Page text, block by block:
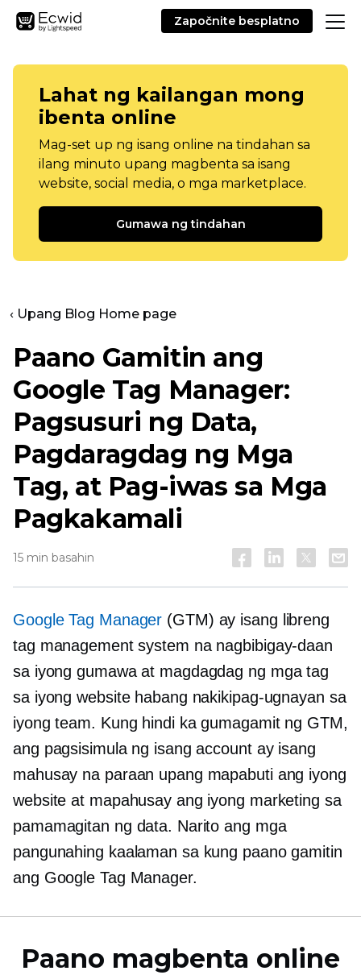
Započnite besplatno
Lahat ng kailangan mong
ibenta online
Mag-set up ng isang online na tindahan sa
ilang minuto upang magbenta sa isang
website, social media, o mga marketplace.
Gumawa ng tindahan
‹ Upang Blog Home page
Paano Gamitin ang
Google Tag Manager:
Pagsusuri ng Data,
Pagdaragdag ng Mga
Tag, at Pag-iwas sa Mga
Pagkakamali
15 min basahin
Google Tag Manager (GTM) ay isang libreng
tag management system na nagbibigay-daan
sa iyong gumawa at magdagdag ng mga tag
sa iyong website habang nakikipag-ugnayan sa
iyong team. Kung hindi ka gumagamit ng GTM,
ang pagsisimula ng isang account ay isang
mahusay na paraan upang mapabuti ang iyong
website at mapahusay ang iyong marketing sa
pamamagitan ng data. Narito ang mga
pangunahing kaalaman sa kung paano gamitin
ang Google Tag Manager.
Paano magbenta online